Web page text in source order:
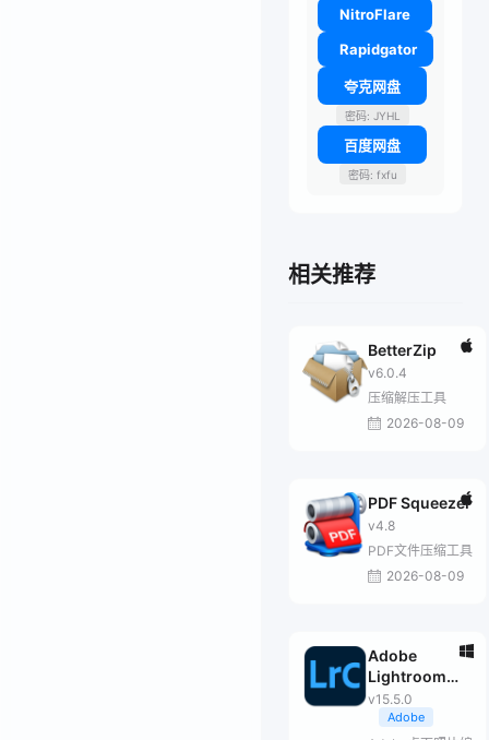
NitroFlare
Rapidgator
夸克网盘
密码: JYHL
百度网盘
密码: fxfu
相关推荐
BetterZip
v6.0.4
压缩解压工具
2026-08-09
PDF Squeezer
v4.8
PDF文件压缩工具
2026-08-09
Adobe
Lightroom
Classic 2026
v15.5.0
Adobe